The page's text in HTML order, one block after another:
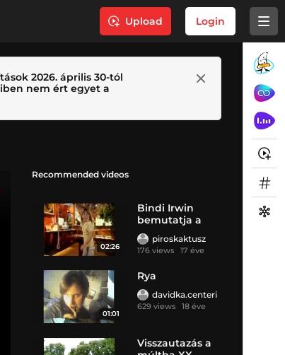
Upload Login
2026. április 30-tól
nem ért egyet a
Recommended videos
02:26
Bindi Irwin
bemutatja a
rezide
piroskaktusz
176 views 17 éve
01:01
Rya
davidka.centeri
629 views 18 éve
Visszautazás a